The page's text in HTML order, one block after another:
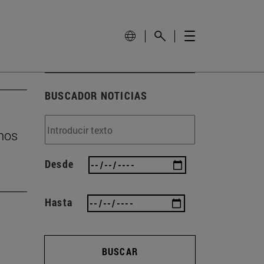
BUSCADOR NOTICIAS
Desde
Hasta
BUSCAR